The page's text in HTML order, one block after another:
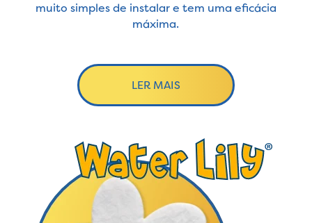
muito simples de instalar e tem uma eficácia
máxima.
LER MAIS